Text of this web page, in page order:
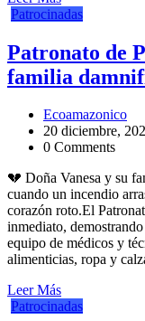
Patrocinadas
Patronato de
familia
Ecoamazonico
20 diciembre,
0 Comments
💔 Doña Vanesa y su
cuando un incendio
corazón roto.El
inmediato,
equipo de médicos y
alimenticias, ropa y
Leer Más
Patrocinadas